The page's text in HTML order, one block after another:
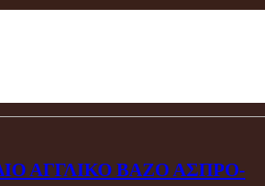
ΑΓΓΛΙΚΟ ΒΑΖΟ ΑΣΠΡΟ-